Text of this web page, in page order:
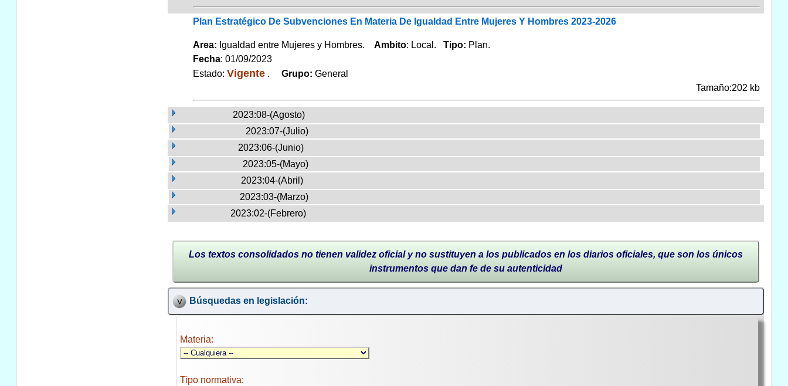
Plan Estratégico De Subvenciones En Materia De Igualdad Entre Mujeres Y Hombres 2023-2026
Area: Igualdad entre Mujeres y Hombres. Ambito: Local. Tipo: Plan.
Fecha: 01/09/2023
Estado: Vigente. Grupo: General
Tamaño:202 kb
2023:08-(Agosto)
2023:07-(Julio)
2023:06-(Junio)
2023:05-(Mayo)
2023:04-(Abril)
2023:03-(Marzo)
2023:02-(Febrero)
Los textos consolidados no tienen validez oficial y no sustituyen a los publicados en los diarios oficiales, que son los únicos
instrumentos que dan fe de su autenticidad
Búsquedas en legislación:
Materia:
Tipo normativa: